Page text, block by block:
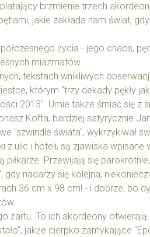
brzmienie trzech
jakie zakłada nam świat,
życia - jego chaos,
miazmatów.
tekstach wnikliwych
którym "trzy dekady pękły
2013". Umie także śmiać się z
Kofta, bardziej satyrycznie
"szwindle świata", wykrzykiwał
ulic i hoteli, są zjawiska wpisane
Przewijają się
nadarzy się kolejna,
36 cm x 98 cm! - i dobrze, bo
żartu. To ich akordeony
jakże cierpko zamykające